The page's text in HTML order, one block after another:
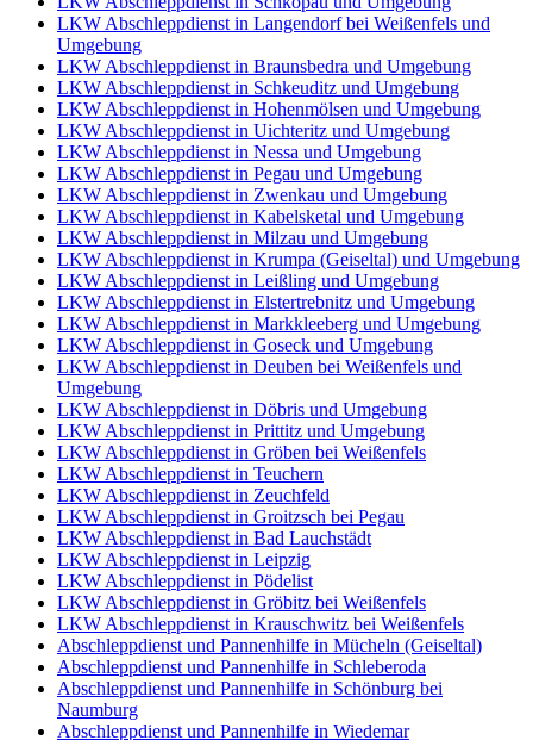
LKW Abschleppdienst in Langendorf bei Weißenfels und
Umgebung
LKW Abschleppdienst in Braunsbedra und Umgebung
LKW Abschleppdienst in Schkeuditz und Umgebung
LKW Abschleppdienst in Hohenmölsen und Umgebung
LKW Abschleppdienst in Uichteritz und Umgebung
LKW Abschleppdienst in Nessa und Umgebung
LKW Abschleppdienst in Pegau und Umgebung
LKW Abschleppdienst in Zwenkau und Umgebung
LKW Abschleppdienst in Kabelsketal und Umgebung
LKW Abschleppdienst in Milzau und Umgebung
LKW Abschleppdienst in Krumpa (Geiseltal) und Umgebung
LKW Abschleppdienst in Leißling und Umgebung
LKW Abschleppdienst in Elstertrebnitz und Umgebung
LKW Abschleppdienst in Markkleeberg und Umgebung
LKW Abschleppdienst in Goseck und Umgebung
LKW Abschleppdienst in Deuben bei Weißenfels und
Umgebung
LKW Abschleppdienst in Döbris und Umgebung
LKW Abschleppdienst in Prittitz und Umgebung
LKW Abschleppdienst in Gröben bei Weißenfels
LKW Abschleppdienst in Teuchern
LKW Abschleppdienst in Zeuchfeld
LKW Abschleppdienst in Groitzsch bei Pegau
LKW Abschleppdienst in Bad Lauchstädt
LKW Abschleppdienst in Leipzig
LKW Abschleppdienst in Pödelist
LKW Abschleppdienst in Gröbitz bei Weißenfels
LKW Abschleppdienst in Krauschwitz bei Weißenfels
Abschleppdienst und Pannenhilfe in Mücheln (Geiseltal)
Abschleppdienst und Pannenhilfe in Schleberoda
Abschleppdienst und Pannenhilfe in Schönburg bei
Naumburg
Abschleppdienst und Pannenhilfe in Wiedemar